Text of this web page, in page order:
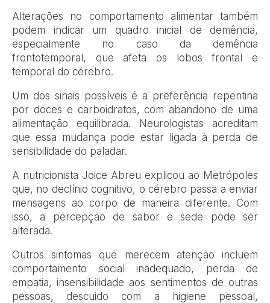
Alterações no comportamento alimentar também
podem indicar um quadro inicial de demência,
especialmente no caso da demência
frontotemporal, que afeta os lobos frontal e
temporal do cérebro.
Um dos sinais possíveis é a preferência repentina
por doces e carboidratos, com abandono de uma
alimentação equilibrada. Neurologistas acreditam
que essa mudança pode estar ligada à perda de
sensibilidade do paladar.
A nutricionista Joice Abreu explicou ao Metrópoles
que, no declínio cognitivo, o cérebro passa a enviar
mensagens ao corpo de maneira diferente. Com
isso, a percepção de sabor e sede pode ser
alterada.
Outros sintomas que merecem atenção incluem
comportamento social inadequado, perda de
empatia, insensibilidade aos sentimentos de outras
pessoas, descuido com a higiene pessoal,